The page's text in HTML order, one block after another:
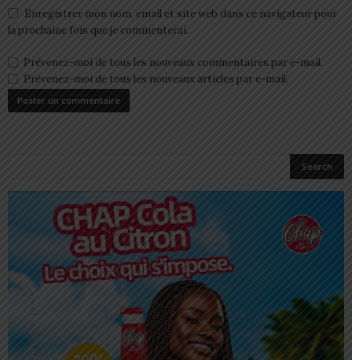
Enregistrer mon nom, email et site web dans ce navigateur pour
la prochaine fois que je commenterai.
Prévenez-moi de tous les nouveaux commentaires par e-mail.
Prévenez-moi de tous les nouveaux articles par e-mail.